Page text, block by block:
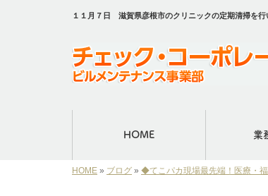
１１月７日 滋賀県彦根市のクリニックの定期清掃を
HOME 業
HOME » ブログ » ◆てこパカ現場最先端！医療・